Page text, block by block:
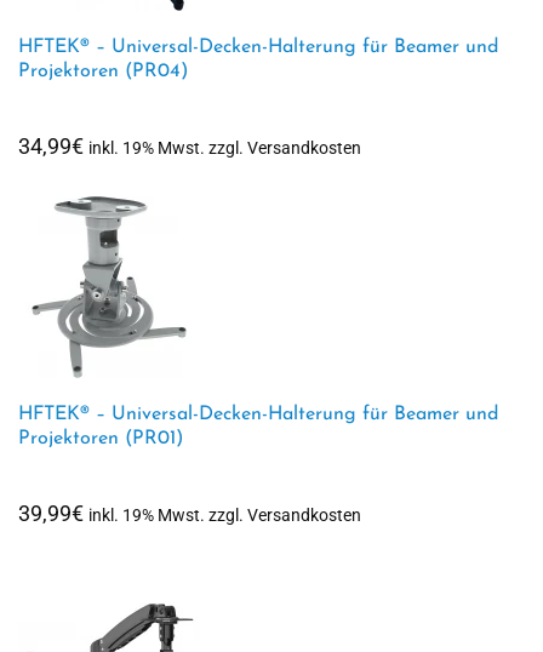
HFTEK® – Universal-Decken-Halterung für Beamer und
Projektoren (PR04)
34,99€ inkl. 19% Mwst. zzgl. Versandkosten
HFTEK® – Universal-Decken-Halterung für Beamer und
Projektoren (PR01)
39,99€ inkl. 19% Mwst. zzgl. Versandkosten